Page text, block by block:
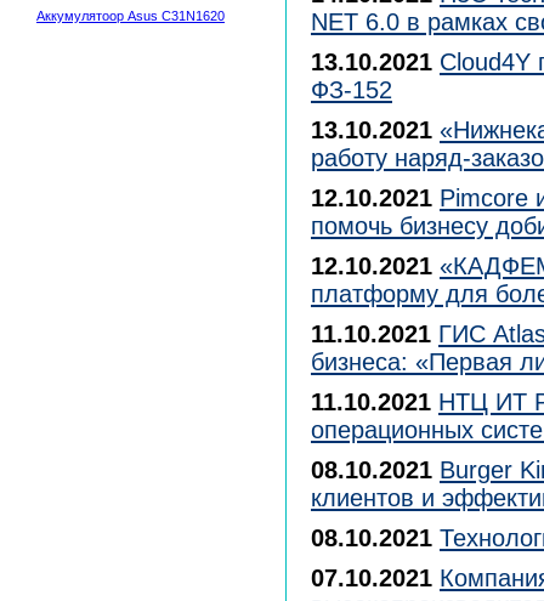
Аккумулятоор Asus C31N1620
NET 6.0 в рамках
13.10.2021 Cloud4Y
ФЗ-152
13.10.2021
работу наряд-
12.10.2021 Pimcore
помочь бизнесу
12.10.2021
платформу для
11.10.2021 ГИС
бизнеса: «Первая
11.10.2021 НТЦ ИТ
операционных
08.10.2021 Burger
клиентов и
08.10.2021
07.10.2021